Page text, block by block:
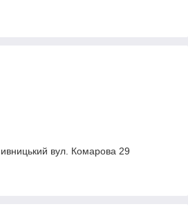
вул. Комарова 29